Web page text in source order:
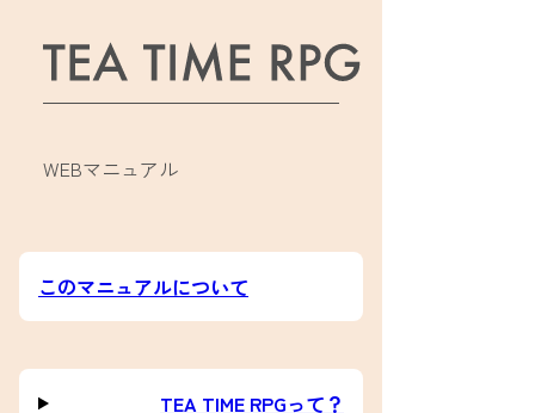
WEBマニュアル
このマニュアルについて
TEA TIME RPGって？